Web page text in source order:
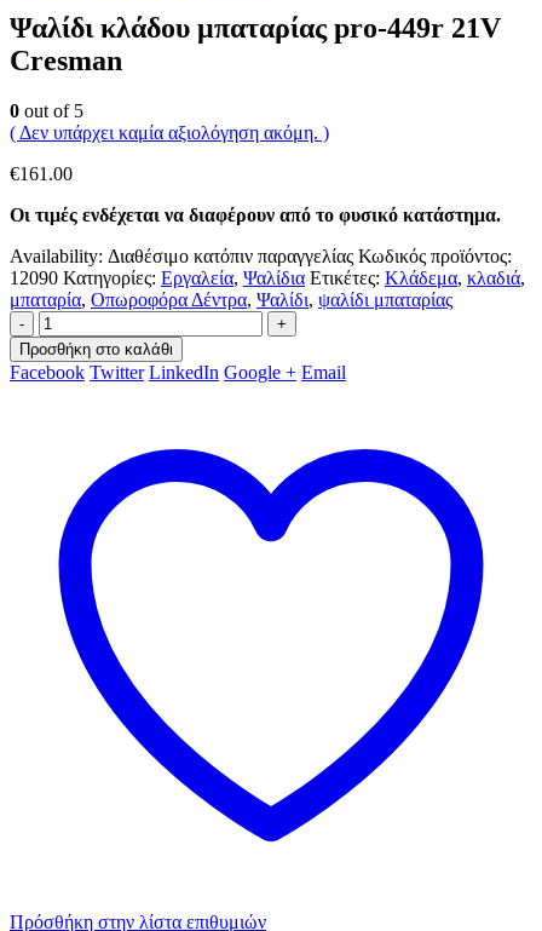
Ψαλίδι κλάδου μπαταρίας pro-449r 21V
Cresman
0 out of 5
( Δεν υπάρχει καμία αξιολόγηση ακόμη. )
€161.00
Οι τιμές ενδέχεται να διαφέρουν από το φυσικό κατάστημα.
Availability: Διαθέσιμο κατόπιν παραγγελίας Κωδικός προϊόντος:
12090 Κατηγορίες: Εργαλεία, Ψαλίδια Ετικέτες: Κλάδεμα, κλαδιά,
μπαταρία, Οπωροφόρα Δέντρα, Ψαλίδι, ψαλίδι μπαταρίας
-
+
Προσθήκη στο καλάθι
Facebook Twitter LinkedIn Google + Email
Πρόσθήκη στην λίστα επιθυμιών